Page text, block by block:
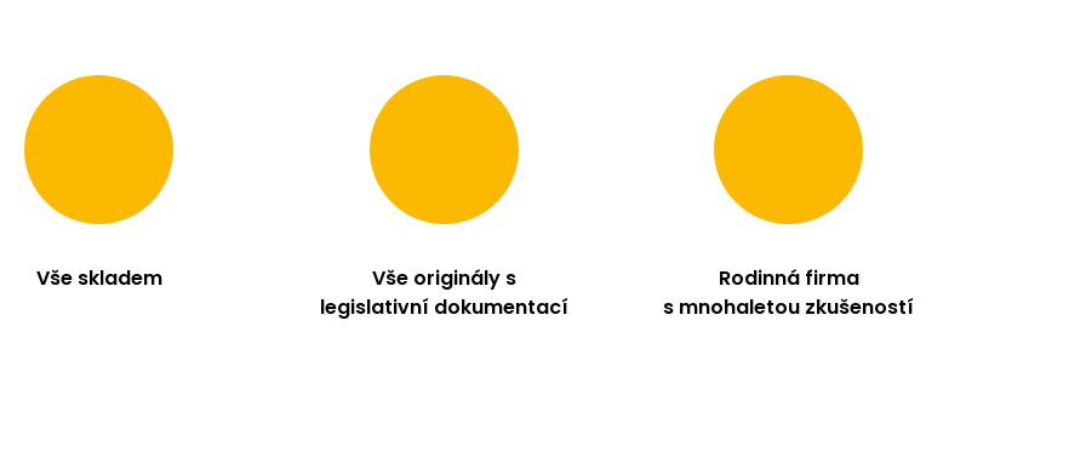
Vše skladem
Vše originály s
legislativní dokumentací
Rodinná firma
s mnohaletou zkušeností